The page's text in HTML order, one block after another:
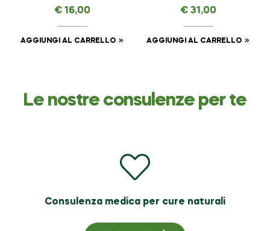
AMAVITAL da 100 ml
€16,00
AGGIUNGI AL CARRELLO
REMINDER ANTI AGE
PREMIUM – AMAVITAL
da 15 ml
€31,00
AGGIUNGI AL CARRELLO
Le nostre consulenze per te
Consulenza medica per cure naturali